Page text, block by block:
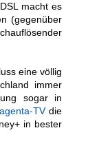
macht es
(gegenüber
eine völlig
immer
sogar in
TVdie
in bester